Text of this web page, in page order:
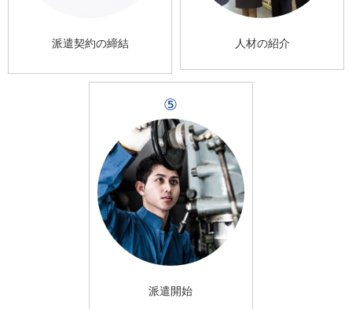
派遣契約の締結 人材の紹介
⑤
派遣開始